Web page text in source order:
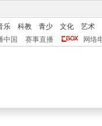
乐 科教 青少 文化
艺术
中国 赛事直播 网络